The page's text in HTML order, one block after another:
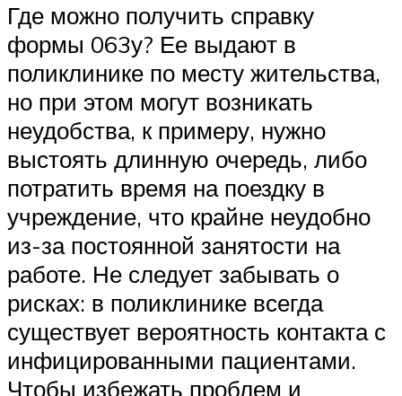
Где можно получить справку
формы 063у? Ее выдают в
поликлинике по месту жительства,
но при этом могут возникать
неудобства, к примеру, нужно
выстоять длинную очередь, либо
потратить время на поездку в
учреждение, что крайне неудобно
из-за постоянной занятости на
работе. Не следует забывать о
рисках: в поликлинике всегда
существует вероятность контакта с
инфицированными пациентами.
Чтобы избежать проблем и